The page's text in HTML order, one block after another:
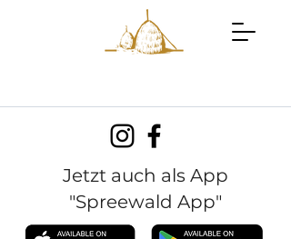
Jetzt auch als App
"Spreewald App"